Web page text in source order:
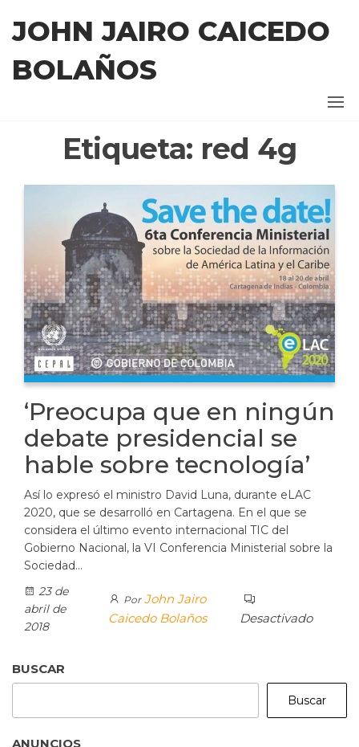
JOHN JAIRO CAICEDO
BOLAÑOS
Etiqueta: red 4g
‘Preocupa que en ningún
debate presidencial se
hable sobre tecnología’
Así lo expresó el ministro David Luna, durante eLAC
2020, que se desarrolló en Cartagena. En el que se
considera el último evento internacional TIC del
Gobierno Nacional, la VI Conferencia Ministerial sobre la
Sociedad…
23 de
abril de
2018
Por John Jairo
Caicedo Bolaños
Desactivado
BUSCAR
Buscar
ANUNCIOS